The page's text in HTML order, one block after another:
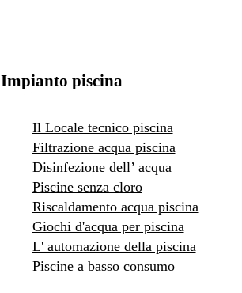
Impianto piscina
Il Locale tecnico piscina
Filtrazione acqua piscina
Disinfezione dell’ acqua
Piscine senza cloro
Riscaldamento acqua piscina
Giochi d'acqua per piscina
L' automazione della piscina
Piscine a basso consumo